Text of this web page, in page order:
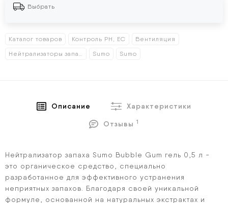
Выбрать
Каталог товаров Контроль PH, EC Вентиляция
Нейтрализаторы запаха Sumo Sumo
Описание
Характеристики
Отзывы 1
Нейтрализатор запаха Sumo Bubble Gum гель 0,5 л -
это органическое средство, специально
разработанное для эффективного устранения
неприятных запахов. Благодаря своей уникальной
формуле, основанной на натуральных экстрактах и